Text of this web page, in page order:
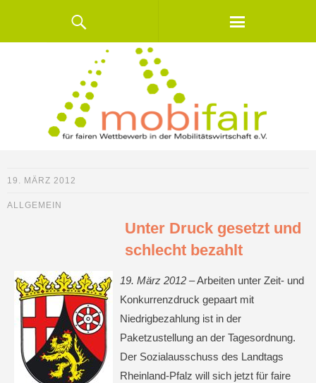
19. MÄRZ 2012
ALLGEMEIN
Unter Druck gesetzt und
schlecht bezahlt
19. März 2012 –Arbeiten unter Zeit- und
Konkurrenzdruck gepaart mit
Niedrigbezahlung ist in der
Paketzustellung an der Tagesordnung.
Der Sozialausschuss des Landtags
Rheinland-Pfalz will sich jetzt für faire